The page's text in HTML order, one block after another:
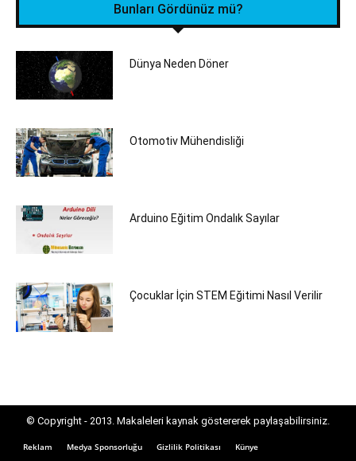
Bunları Gördünüz mü?
Dünya Neden Döner
Otomotiv Mühendisliği
Arduino Eğitim Ondalık Sayılar
Çocuklar İçin STEM Eğitimi Nasıl Verilir
© Copyright - 2013. Makaleleri kaynak göstererek paylaşabilirsiniz.
Reklam Medya Sponsorluğu Gizlilik Politikası Künye